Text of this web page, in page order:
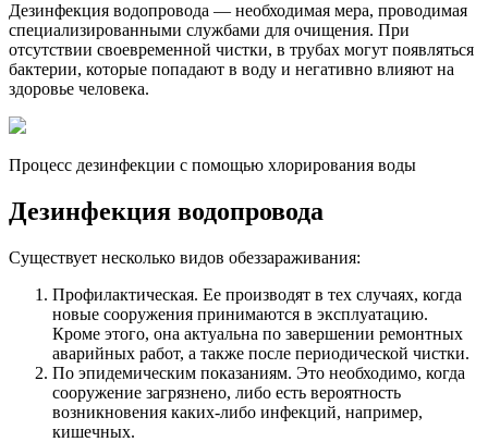
Дезинфекция водопровода — необходимая мера, проводимая
специализированными службами для очищения. При
отсутствии своевременной чистки, в трубах могут появляться
бактерии, которые попадают в воду и негативно влияют на
здоровье человека.
Процесс дезинфекции с помощью хлорирования воды
Дезинфекция водопровода
Существует несколько видов обеззараживания:
Профилактическая. Ее производят в тех случаях, когда
новые сооружения принимаются в эксплуатацию.
Кроме этого, она актуальна по завершении ремонтных
аварийных работ, а также после периодической чистки.
По эпидемическим показаниям. Это необходимо, когда
сооружение загрязнено, либо есть вероятность
возникновения каких-либо инфекций, например,
кишечных.